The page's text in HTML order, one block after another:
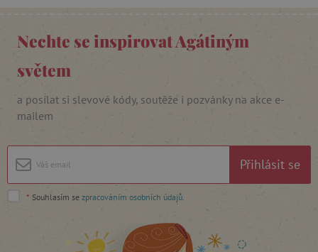
Nechte se inspirovat Agátiným
světem
a posílat si slevové kódy, soutěže i pozvánky na akce e-
mailem
Přihlásit se
* Souhlasím se zpracováním osobních údajů
Nezbytně nutné soubory cookie umožňují
základní funkce webových stránek, jako je
stránky nelze bez nezbytně nutných souborů
cookie správně používat.
__cf_bm
Cloudflare Inc.